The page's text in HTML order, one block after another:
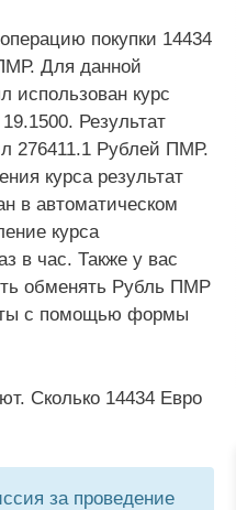
покупки 14434
Для данной
использован курс
Результат
276411.1 Рублей ПМР.
курса результат
в автоматическом
курса
в час. Также у вас
обменять Рубль ПМР
с помощью формы
Сколько 14434 Евро
за проведение